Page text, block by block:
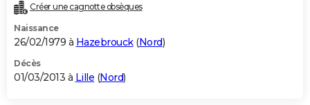
Créer une cagnotte obsèques
Naissance
26/02/1979 à Hazebrouck(Nord)
Décès
01/03/2013 à Lille (Nord)